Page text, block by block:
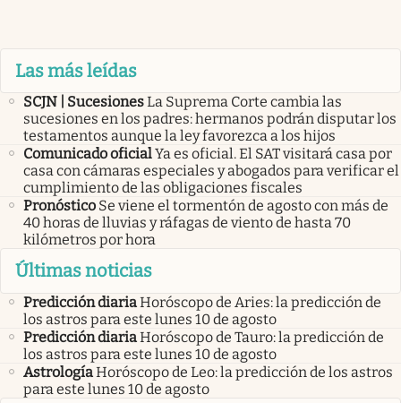
Las más leídas
SCJN | SucesionesLa Suprema Corte cambia las
sucesiones en los padres: hermanos podrán disputar los
testamentos aunque la ley favorezca a los hijos
Comunicado oficialYa es oficial. El SAT visitará casa por
casa con cámaras especiales y abogados para verificar el
cumplimiento de las obligaciones fiscales
Pronóstico Se viene el tormentón de agosto con más de
40 horas de lluvias y ráfagas de viento de hasta 70
kilómetros por hora
Últimas noticias
Predicción diariaHoróscopo de Aries: la predicción de
los astros para este lunes 10 de agosto
Predicción diariaHoróscopo de Tauro: la predicción de
los astros para este lunes 10 de agosto
AstrologíaHoróscopo de Leo: la predicción de los astros
para este lunes 10 de agosto